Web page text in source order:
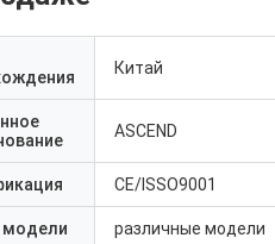
Китай
ASCEND
CE/ISSO9001
различные модели